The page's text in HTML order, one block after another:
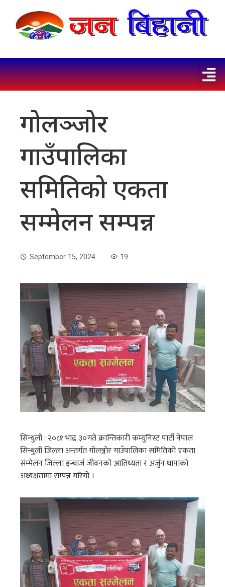
गोलञ्जोर
गाउँपालिका
समितिको एकता
सम्मेलन सम्पन्न
September 15, 2024 19
सिन्धुली : २०८१ भाद्र ३०गते क्रान्तिकारी कम्युनिस्ट पार्टी नेपाल
सिन्धुली जिल्ला अन्तर्गत गोलञ्जोर गाउँपालिका समितिको एकता
संम्मेलन जिल्ला इन्चार्ज जीवनको आतिथ्यता र अर्जुन थापाको
अध्यक्षतामा सम्पन्न गरियो ।